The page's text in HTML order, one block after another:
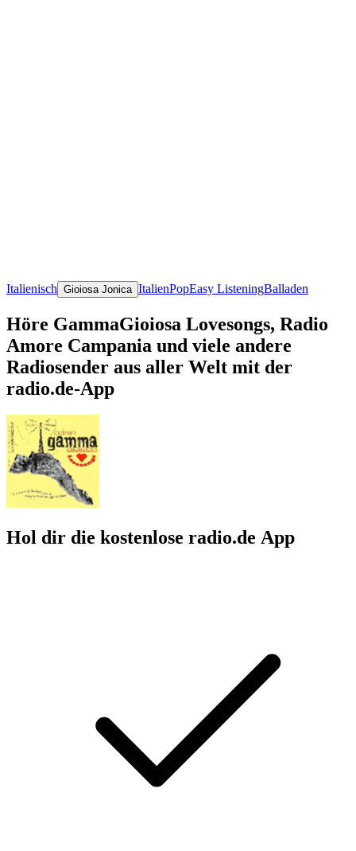
Italienisch Gioiosa Jonica ItalienPopEasy ListeningBalladen
Höre GammaGioiosa Lovesongs, Radio
Amore Campania und viele andere
Radiosender aus aller Welt mit der
radio.de-App
Hol dir die kostenlose radio.de App